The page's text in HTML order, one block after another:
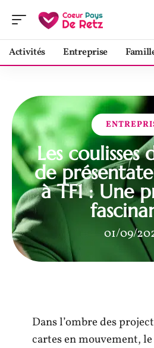
Activités Entreprise
Les coulisses
de
à TF1 : Une
01/09/
Dans l’ombre des
cartes en mouvement,